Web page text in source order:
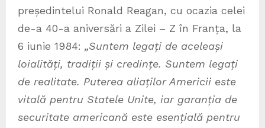
președintelui Ronald Reagan, cu ocazia celei
de-a 40-a aniversări a Zilei – Z în Franța, la
6 iunie 1984: „Suntem legați de aceleași
loialități, tradiții și credințe. Suntem legați
de realitate. Puterea aliaților Americii este
vitală pentru Statele Unite, iar garanția de
securitate americană este esențială pentru